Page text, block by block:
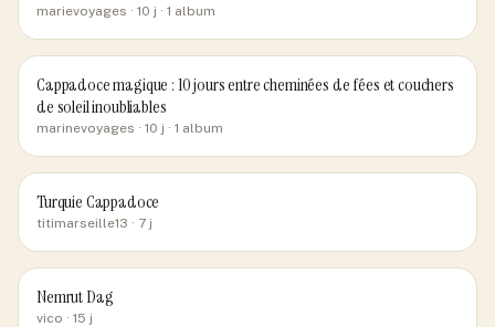
marievoyages · 10 j · 1 album
Cappadoce magique : 10 jours entre cheminées de fées et couchers
de soleil inoubliables
marinevoyages · 10 j · 1 album
Turquie Cappadoce
titimarseille13 · 7 j
Nemrut Dag
vico · 15 j